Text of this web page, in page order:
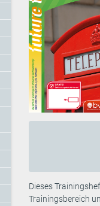
Dieses
Trainingsbereich